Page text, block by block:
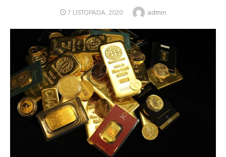
POSTED
7 LISTOPADA, 2020 Author
admin